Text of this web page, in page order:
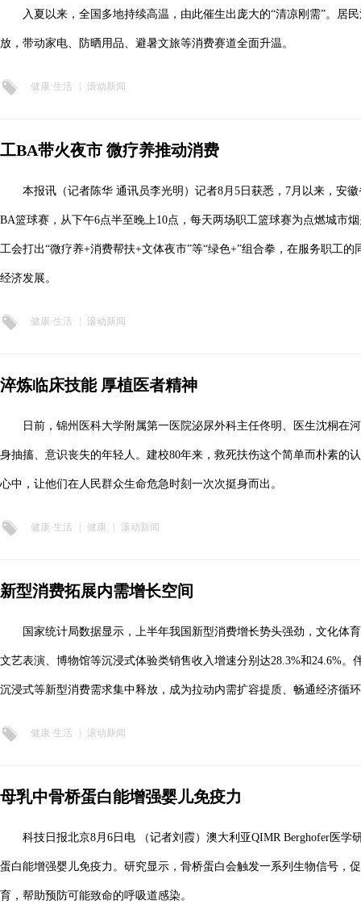
入夏以来，全国多地持续高温，由此催生出庞大的“清凉刚需”。居
放，带动家电、防晒用品、避暑文旅等消费赛道全面升温。
健康·生活 滚动新闻
工BA带火夜市 微疗养推动消费
本报讯（记者陈华 通讯员李光明）记者8月5日获悉，7月以来，安
BA篮球赛，从下午6点半至晚上10点，每天两场职工篮球赛为点燃城市
工会打出“微疗养+消费帮扶+文体夜市”等“绿色+”组合拳，在服务职工
经济发展。
健康·生活 滚动新闻
淬炼临床技能 厚植医者精神
日前，锦州医科大学附属第一医院泌尿外科主任佟明、医生沈桐在
身抽搐、意识丧失的年轻人。建校80年来，救死扶伤这个简单而朴素的
心中，让他们在人民群众生命危急时刻一次次挺身而出。
健康·生活 健康 滚动新闻
新型消费拓展内需增长空间
国家统计局数据显示，上半年我国新型消费增长势头强劲，文化体
文艺表演、博物馆等沉浸式体验类销售收入增速分别达28.3%和24.6%。
沉浸式等新型消费需求集中释放，成为拉动内需扩容提质、畅通经济循
健康·生活 滚动新闻
母乳中骨桥蛋白能增强婴儿免疫力
科技日报北京8月6日电 （记者刘霞）澳大利亚QIMR Berghofer医学
蛋白能增强婴儿免疫力。研究显示，骨桥蛋白会触发一系列生物信号，
育，帮助预防可能致命的呼吸道感染。